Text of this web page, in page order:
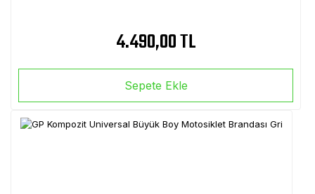
4.490,00 TL
Sepete Ekle